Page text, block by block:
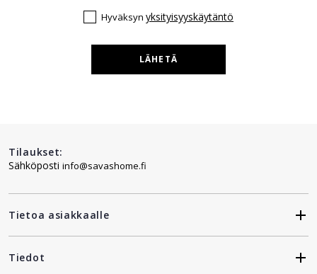
Hyväksyn yksityisyyskäytäntö
LÄHETÄ
Tilaukset:
Sähköposti info@savashome.fi
Tietoa asiakkaalle
Tiedot